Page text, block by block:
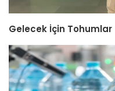
Gelecek İçin Tohumlar